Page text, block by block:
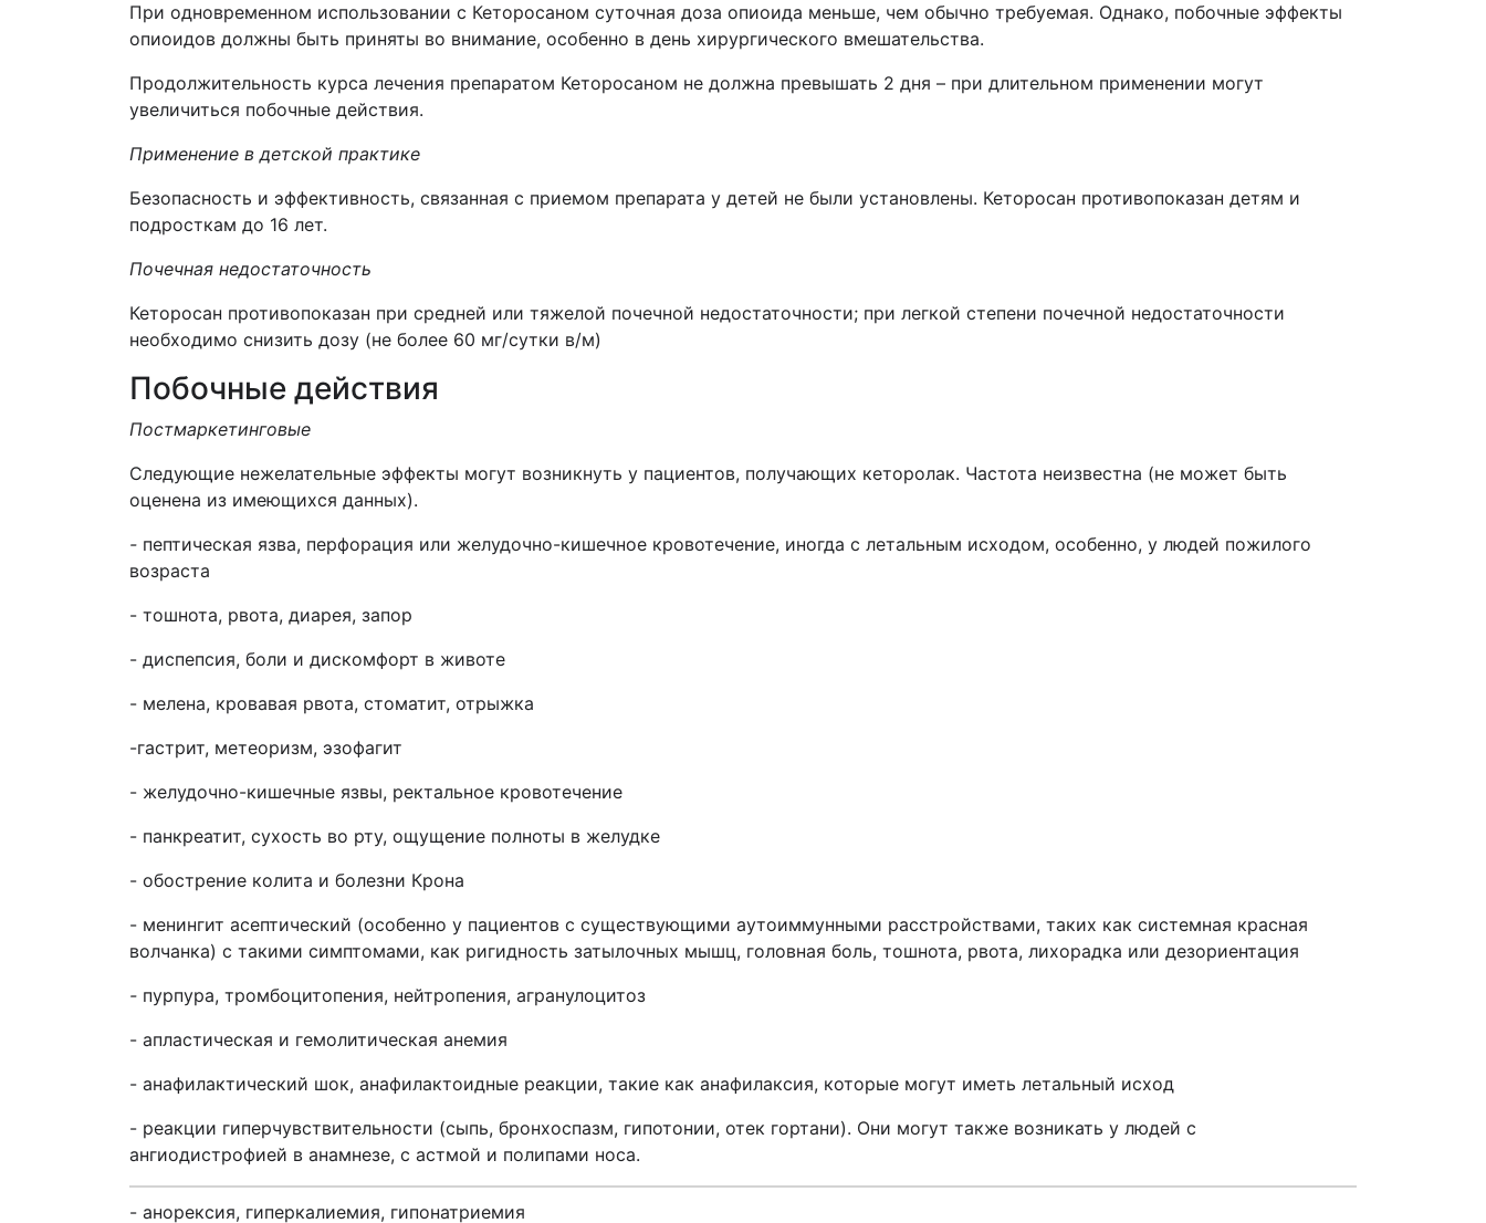
При одновременном использовании с Кеторосаном суточная доза опиоида меньше, чем обычно требуемая. Однако, побочные эффекты
опиоидов должны быть приняты во внимание, особенно в день хирургического вмешательства.
Продолжительность курса лечения препаратом Кеторосаном не должна превышать 2 дня – при длительном применении могут
увеличиться побочные действия.
Применение в детской практике
Безопасность и эффективность, связанная с приемом препарата у детей не были установлены. Кеторосан противопоказан детям и
подросткам до 16 лет.
Почечная недостаточность
Кеторосан противопоказан при средней или тяжелой почечной недостаточности; при легкой степени почечной недостаточности
необходимо снизить дозу (не более 60 мг/сутки в/м)
Побочные действия
Постмаркетинговые
Следующие нежелательные эффекты могут возникнуть у пациентов, получающих кеторолак. Частота неизвестна (не может быть
оценена из имеющихся данных).
- пептическая язва, перфорация или желудочно-кишечное кровотечение, иногда с летальным исходом, особенно, у людей пожилого
возраста
- тошнота, рвота, диарея, запор
- диспепсия, боли и дискомфорт в животе
- мелена, кровавая рвота, стоматит, отрыжка
-гастрит, метеоризм, эзофагит
- желудочно-кишечные язвы, ректальное кровотечение
- панкреатит, сухость во рту, ощущение полноты в желудке
- обострение колита и болезни Крона
- менингит асептический (особенно у пациентов с существующими аутоиммунными расстройствами, таких как системная красная
волчанка) с такими симптомами, как ригидность затылочных мышц, головная боль, тошнота, рвота, лихорадка или дезориентация
- пурпура, тромбоцитопения, нейтропения, агранулоцитоз
- апластическая и гемолитическая анемия
- анафилактический шок, анафилактоидные реакции, такие как анафилаксия, которые могут иметь летальный исход
- реакции гиперчувствительности (сыпь, бронхоспазм, гипотонии, отек гортани). Они могут также возникать у людей с
ангиодистрофией в анамнезе, с астмой и полипами носа.
- анорексия, гиперкалиемия, гипонатриемия